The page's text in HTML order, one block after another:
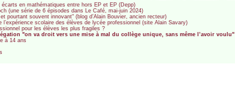
en mathématiques entre hors EP et EP (Depp)
(une série de 6 épisodes dans Le Café, mai-juin 2024)
pourtant souvent innovant" (blog d’Alain Bouvier, ancien recteur)
scolaire des élèves de lycée professionnel (site Alain Savary)
pour les élèves les plus fragiles ?
"on va droit vers une mise à mal du collège unique, sans même l’avoir voulu"
à 14 ans